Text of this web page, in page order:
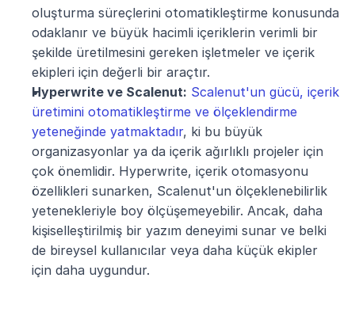
oluşturma süreçlerini otomatikleştirme konusunda
odaklanır ve büyük hacimli içeriklerin verimli bir
şekilde üretilmesini gereken işletmeler ve içerik
ekipleri için değerli bir araçtır.
Hyperwrite ve Scalenut: Scalenut'un gücü, içerik
üretimini otomatikleştirme ve ölçeklendirme
yeteneğinde yatmaktadır, ki bu büyük
organizasyonlar ya da içerik ağırlıklı projeler için
çok önemlidir. Hyperwrite, içerik otomasyonu
özellikleri sunarken, Scalenut'un ölçeklenebilirlik
yetenekleriyle boy ölçüşemeyebilir. Ancak, daha
kişiselleştirilmiş bir yazım deneyimi sunar ve belki
de bireysel kullanıcılar veya daha küçük ekipler
için daha uygundur.